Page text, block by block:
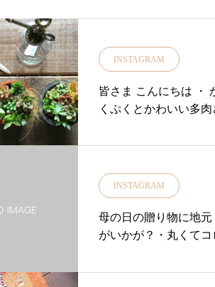
nze gold×black内側は小さなポケッ
トとキーリングがついています！
春夏のバッグにいかがでしょう
か？・・その他にも今期も新作の
「バケットハット」をはじめボッ
クスハットの新作、ベレー帽の新
色などあなたの春の着こなしを華
セレクトしております・普段帽子
をかぶり慣れていない方でも驚く
ほどに取りいれやすいデザインで
す・コーディネートや帽子のこと
でお悩みの際は本日、帽子好きス
ております！お気軽にご相談くだ
INSTAGRAM
皆さま こんにちは ・
くぷくとかわいい多
INSTAGRAM
母の日の贈り物に地
がいかが？・丸くて
ひとつデザインが違